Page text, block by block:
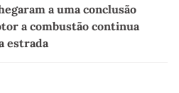
a uma conclusão
a combustão continua
estrada